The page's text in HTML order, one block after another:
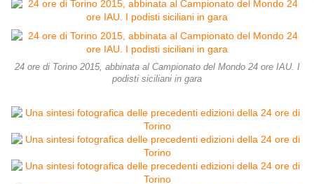
24 ore di Torino 2015, abbinata al Campionato del Mondo 24 ore IAU. I
podisti siciliani in gara